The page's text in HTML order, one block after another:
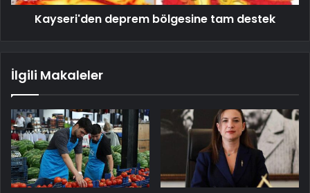
Kayseri'den deprem bölgesine tam destek
İlgili Makaleler